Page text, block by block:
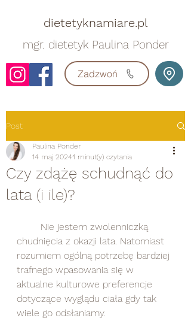
dietetyknamiare.pl
mgr. dietetyk Paulina Ponder
Zadzwoń
Post
Czy zdążę schudnąć do
lata (i ile)?
Paulina Ponder
14 maj 20241 minut(y) czytania
chudnięcia z okazji lata. Natomiast
rozumiem ogólną potrzebę bardziej
trafnego wpasowania się w
aktualne kulturowe preferencje
dotyczące wyglądu ciała gdy tak
wiele go odsłaniamy.